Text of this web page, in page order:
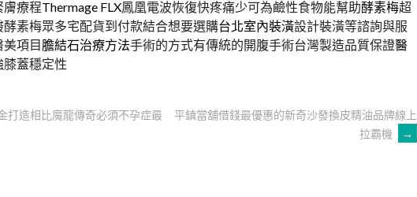
膚療程Thermage FLX鳳凰電波恢復快疼痛少可為鹼性食物能幫助酵素梅超
酵素梅眾多宅配貨到付款結合想要選購台北室內裝潢設計裝潢等諮詢與服
項目膽結石治療方法手術的方式有傳統的開腹手術台灣製造品質保證醫
膝蓋穩定性
打造相比魔龍傳奇必須不孕症最
平鎮當舖借錢最優惠的新奇沙發換皮精油品牌線上
拉霸機
→